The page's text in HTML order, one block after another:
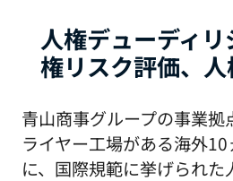
人権デューディ
権リスク評価、人
青山商事グループの事業
ライヤー工場がある海外
に、国際規範に挙げられた